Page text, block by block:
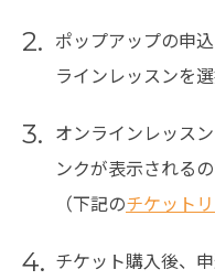
2. ポップアップの申
ラインレッスンを
3. オンラインレッス
ンクが表示される
（下記のチケット
4. チケット購入後、